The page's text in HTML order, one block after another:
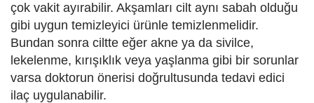
çok vakit ayırabilir. Akşamları cilt aynı sabah olduğu
gibi uygun temizleyici ürünle temizlenmelidir.
Bundan sonra ciltte eğer akne ya da sivilce,
lekelenme, kırışıklık veya yaşlanma gibi bir sorunlar
varsa doktorun önerisi doğrultusunda tedavi edici
ilaç uygulanabilir.